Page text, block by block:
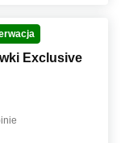
Exclusive